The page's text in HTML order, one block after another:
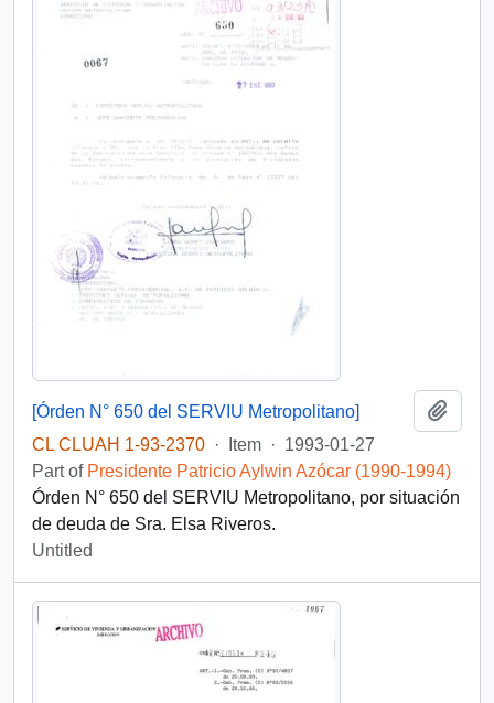
[Órden N° 650 del SERVIU Metropolitano]
CL CLUAH 1-93-2370 · Item · 1993-01-27
Part of Presidente Patricio Aylwin Azócar (1990-1994)
Órden N° 650 del SERVIU Metropolitano, por situación
de deuda de Sra. Elsa Riveros.
Untitled